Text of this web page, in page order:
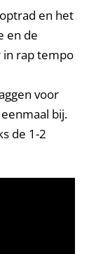
en het
en de
in rap tempo
voor
bij.
de 1-2